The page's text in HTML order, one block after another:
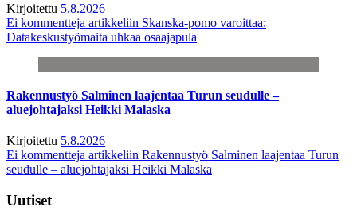
Kirjoitettu 5.8.2026
Ei kommentteja artikkeliin Skanska-pomo varoittaa:
Datakeskustyömaita uhkaa osaajapula
Rakennustyö Salminen laajentaa Turun seudulle –
aluejohtajaksi Heikki Malaska
Kirjoitettu 5.8.2026
Ei kommentteja artikkeliin Rakennustyö Salminen laajentaa Turun
seudulle – aluejohtajaksi Heikki Malaska
Uutiset